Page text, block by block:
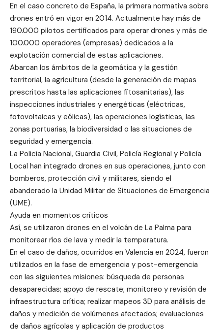
En el caso concreto de España, la primera normativa sobre
drones entró en vigor en 2014. Actualmente hay más de
190.000 pilotos certificados para operar drones y más de
100.000 operadores (empresas) dedicados a la
explotación comercial de estas aplicaciones.
Abarcan los ámbitos de la geomática y la gestión
territorial, la agricultura (desde la generación de mapas
prescritos hasta las aplicaciones fitosanitarias), las
inspecciones industriales y energéticas (eléctricas,
fotovoltaicas y eólicas), las operaciones logísticas, las
zonas portuarias, la biodiversidad o las situaciones de
seguridad y emergencia.
La Policía Nacional, Guardia Civil, Policía Regional y Policía
Local han integrado drones en sus operaciones, junto con
bomberos, protección civil y militares, siendo el
abanderado la Unidad Militar de Situaciones de Emergencia
(UME).
Ayuda en momentos críticos
Así, se utilizaron drones en el volcán de La Palma para
monitorear ríos de lava y medir la temperatura.
En el caso de daños, ocurridos en Valencia en 2024, fueron
utilizados en la fase de emergencia y post-emergencia
con las siguientes misiones: búsqueda de personas
desaparecidas; apoyo de rescate; monitoreo y revisión de
infraestructura crítica; realizar mapeos 3D para análisis de
daños y medición de volúmenes afectados; evaluaciones
de daños agrícolas y aplicación de productos